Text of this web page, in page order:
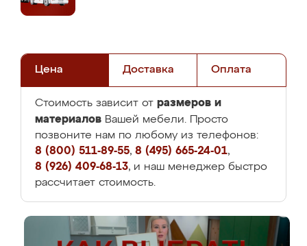
Цена Доставка Оплата
Стоимость зависит от размеров и
материалов Вашей мебели. Просто
позвоните нам по любому из телефонов:
8 (800) 511-89-55, 8 (495) 665-24-01,
8 (926) 409-68-13, и наш менеджер быстро
рассчитает стоимость.